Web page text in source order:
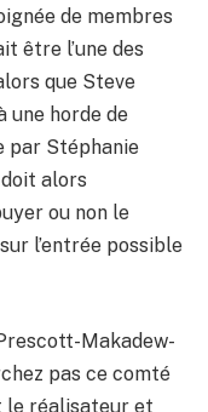
de membres
être l’une des
que Steve
une horde de
par Stéphanie
alors
ou non le
l’entrée possible
Makadew-
pas ce comté
le réalisateur et